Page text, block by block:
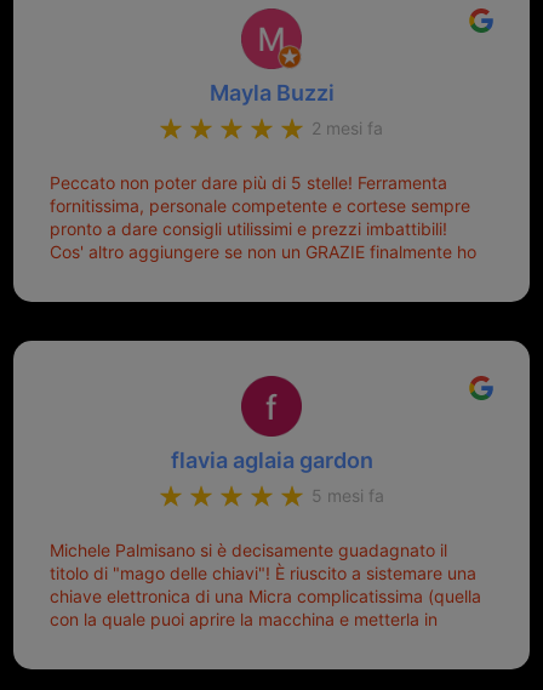
Mayla Buzzi
2 mesi fa
Peccato non poter dare più di 5 stelle! Ferramenta
fornitissima, personale competente e cortese sempre
pronto a dare consigli utilissimi e prezzi imbattibili!
Cos' altro aggiungere se non un GRAZIE finalmente ho
mio riferimento. Ah dimenticavo...da loro sono riuscita
Top top top!!!
flavia aglaia gardon
5 mesi fa
Michele Palmisano si è decisamente guadagnato il
titolo di "mago delle chiavi"! È riuscito a sistemare una
chiave elettronica di una Micra complicatissima (quella
con la quale puoi aprire la macchina e metterla in
pronta per la pattumiera... Avevo passato mesi con le